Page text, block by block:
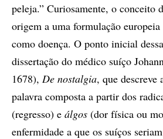
peleja.” Curiosamente, o conceito
origem a uma formulação
como doença. O ponto inicial
dissertação do médico suíço
1678), De nostalgia, que descreve
palavra composta a partir dos
(regresso) e álgos (dor física ou
enfermidade a que os suíços